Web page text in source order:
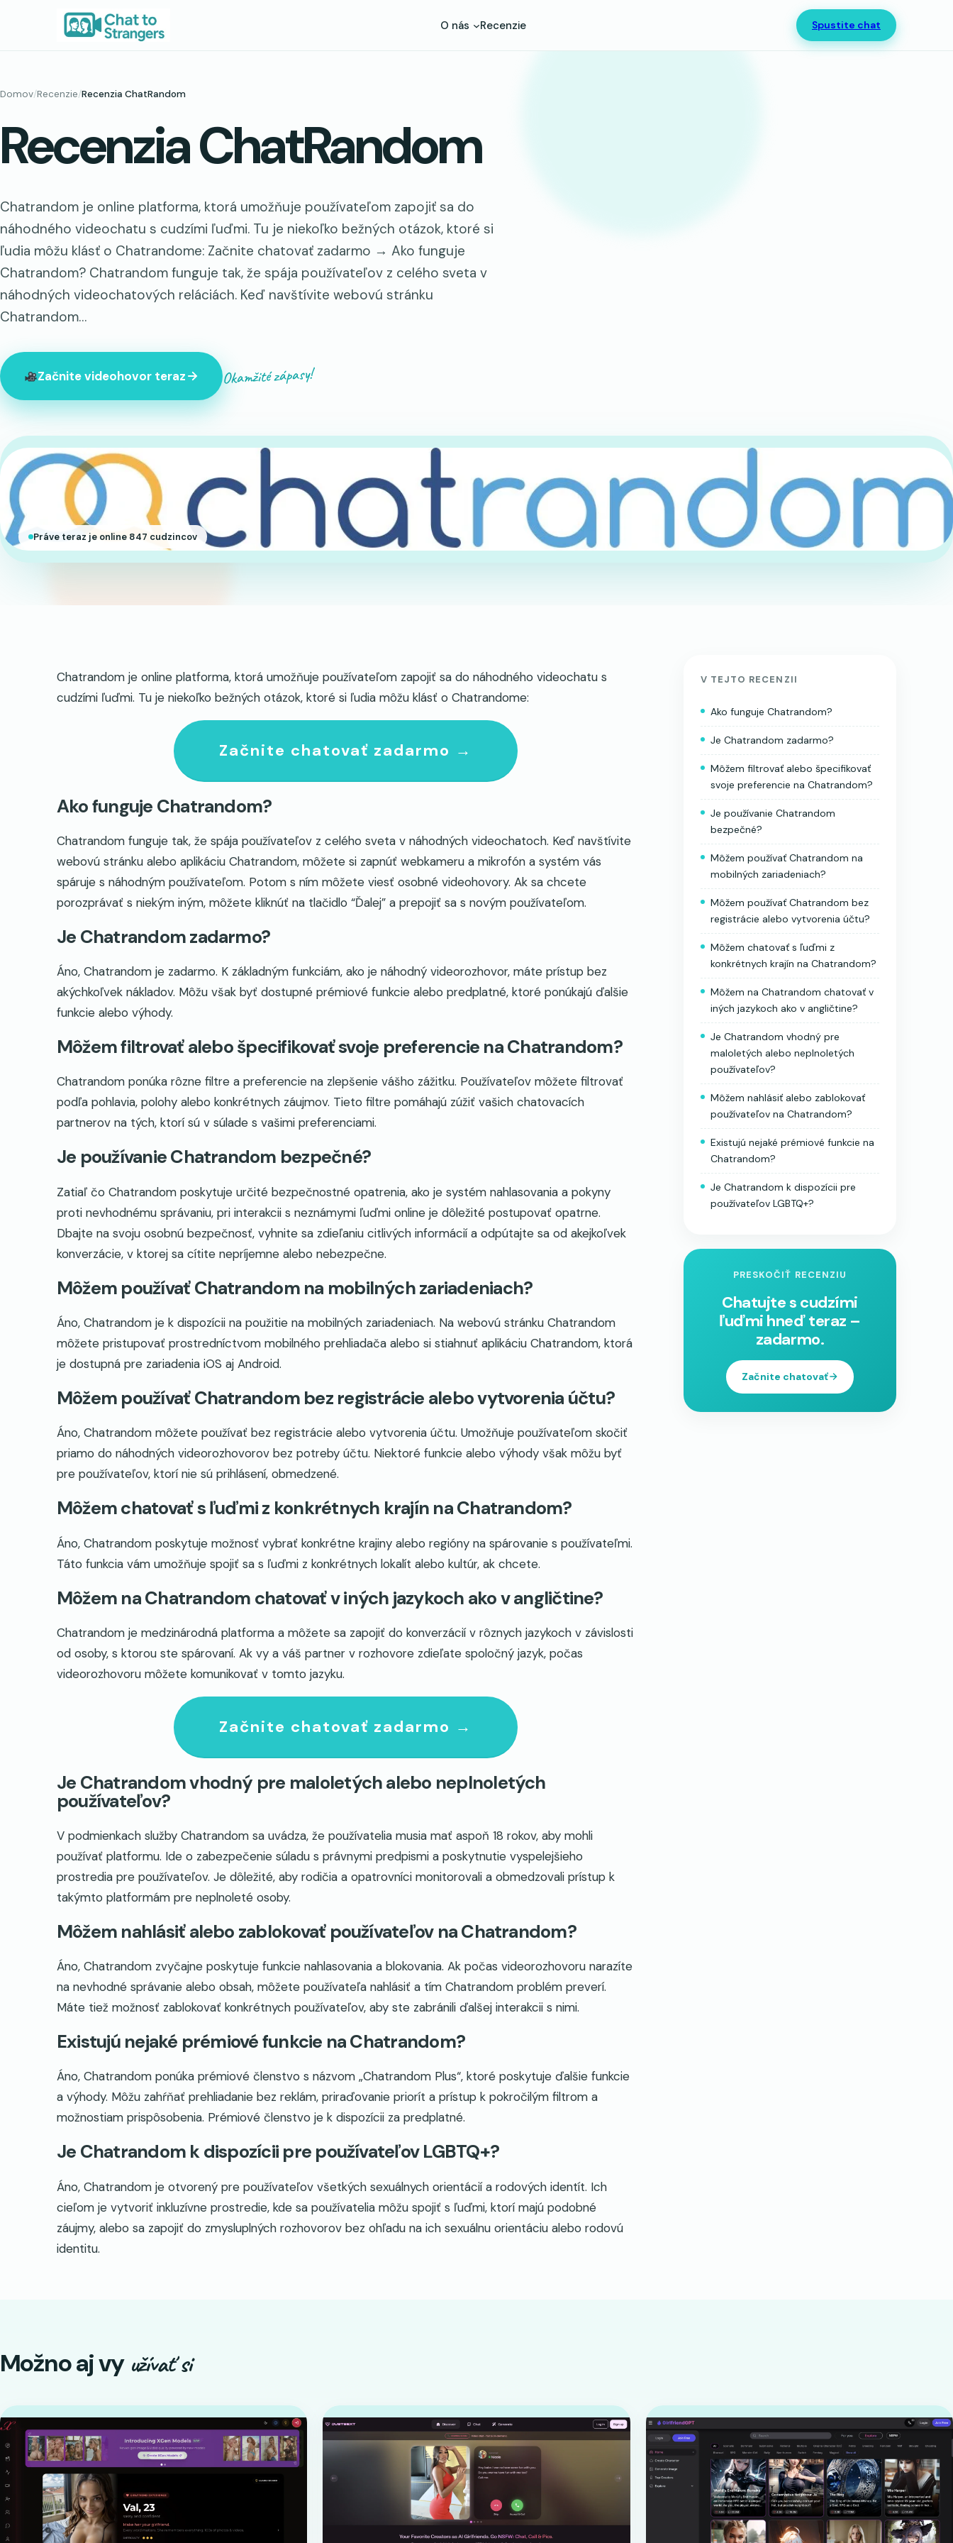
O nás Recenzie Spustite chat
Domov/Recenzie/Recenzia ChatRandom
Recenzia ChatRandom
Chatrandom je online platforma, ktorá umožňuje používateľom zapojiť sa do
náhodného videochatu s cudzími ľuďmi. Tu je niekoľko bežných otázok, ktoré si
ľudia môžu klásť o Chatrandome: Začnite chatovať zadarmo → Ako funguje
Chatrandom? Chatrandom funguje tak, že spája používateľov z celého sveta v
náhodných videochatových reláciách. Keď navštívite webovú stránku
Chatrandom…
Začnite videohovor teraz Okamžité zápasy!
Práve teraz je online 847 cudzincov
Chatrandom je online platforma, ktorá umožňuje používateľom zapojiť sa do náhodného videochatu s
cudzími ľuďmi. Tu je niekoľko bežných otázok, ktoré si ľudia môžu klásť o Chatrandome:
Začnite chatovať zadarmo →
Ako funguje Chatrandom?
Chatrandom funguje tak, že spája používateľov z celého sveta v náhodných videochatoch. Keď navštívite
webovú stránku alebo aplikáciu Chatrandom, môžete si zapnúť webkameru a mikrofón a systém vás
spáruje s náhodným používateľom. Potom s ním môžete viesť osobné videohovory. Ak sa chcete
porozprávať s niekým iným, môžete kliknúť na tlačidlo “Ďalej” a prepojiť sa s novým používateľom.
Je Chatrandom zadarmo?
Áno, Chatrandom je zadarmo. K základným funkciám, ako je náhodný videorozhovor, máte prístup bez
akýchkoľvek nákladov. Môžu však byť dostupné prémiové funkcie alebo predplatné, ktoré ponúkajú ďalšie
funkcie alebo výhody.
Môžem filtrovať alebo špecifikovať svoje preferencie na Chatrandom?
Chatrandom ponúka rôzne filtre a preferencie na zlepšenie vášho zážitku. Používateľov môžete filtrovať
podľa pohlavia, polohy alebo konkrétnych záujmov. Tieto filtre pomáhajú zúžiť vašich chatovacích
partnerov na tých, ktorí sú v súlade s vašimi preferenciami.
Je používanie Chatrandom bezpečné?
Zatiaľ čo Chatrandom poskytuje určité bezpečnostné opatrenia, ako je systém nahlasovania a pokyny
proti nevhodnému správaniu, pri interakcii s neznámymi ľuďmi online je dôležité postupovať opatrne.
Dbajte na svoju osobnú bezpečnosť, vyhnite sa zdieľaniu citlivých informácií a odpútajte sa od akejkoľvek
konverzácie, v ktorej sa cítite nepríjemne alebo nebezpečne.
Môžem používať Chatrandom na mobilných zariadeniach?
Áno, Chatrandom je k dispozícii na použitie na mobilných zariadeniach. Na webovú stránku Chatrandom
môžete pristupovať prostredníctvom mobilného prehliadača alebo si stiahnuť aplikáciu Chatrandom, ktorá
je dostupná pre zariadenia iOS aj Android.
Môžem používať Chatrandom bez registrácie alebo vytvorenia účtu?
Áno, Chatrandom môžete používať bez registrácie alebo vytvorenia účtu. Umožňuje používateľom skočiť
priamo do náhodných videorozhovorov bez potreby účtu. Niektoré funkcie alebo výhody však môžu byť
pre používateľov, ktorí nie sú prihlásení, obmedzené.
Môžem chatovať s ľuďmi z konkrétnych krajín na Chatrandom?
Áno, Chatrandom poskytuje možnosť vybrať konkrétne krajiny alebo regióny na spárovanie s používateľmi.
Táto funkcia vám umožňuje spojiť sa s ľuďmi z konkrétnych lokalít alebo kultúr, ak chcete.
Môžem na Chatrandom chatovať v iných jazykoch ako v angličtine?
Chatrandom je medzinárodná platforma a môžete sa zapojiť do konverzácií v rôznych jazykoch v závislosti
od osoby, s ktorou ste spárovaní. Ak vy a váš partner v rozhovore zdieľate spoločný jazyk, počas
videorozhovoru môžete komunikovať v tomto jazyku.
Začnite chatovať zadarmo →
Je Chatrandom vhodný pre maloletých alebo neplnoletých
používateľov?
V podmienkach služby Chatrandom sa uvádza, že používatelia musia mať aspoň 18 rokov, aby mohli
používať platformu. Ide o zabezpečenie súladu s právnymi predpismi a poskytnutie vyspelejšieho
prostredia pre používateľov. Je dôležité, aby rodičia a opatrovníci monitorovali a obmedzovali prístup k
takýmto platformám pre neplnoleté osoby.
Môžem nahlásiť alebo zablokovať používateľov na Chatrandom?
Áno, Chatrandom zvyčajne poskytuje funkcie nahlasovania a blokovania. Ak počas videorozhovoru narazíte
na nevhodné správanie alebo obsah, môžete používateľa nahlásiť a tím Chatrandom problém preverí.
Máte tiež možnosť zablokovať konkrétnych používateľov, aby ste zabránili ďalšej interakcii s nimi.
Existujú nejaké prémiové funkcie na Chatrandom?
Áno, Chatrandom ponúka prémiové členstvo s názvom „Chatrandom Plus“, ktoré poskytuje ďalšie funkcie
a výhody. Môžu zahŕňať prehliadanie bez reklám, priraďovanie priorít a prístup k pokročilým filtrom a
možnostiam prispôsobenia. Prémiové členstvo je k dispozícii za predplatné.
Je Chatrandom k dispozícii pre používateľov LGBTQ+?
Áno, Chatrandom je otvorený pre používateľov všetkých sexuálnych orientácií a rodových identít. Ich
cieľom je vytvoriť inkluzívne prostredie, kde sa používatelia môžu spojiť s ľuďmi, ktorí majú podobné
záujmy, alebo sa zapojiť do zmysluplných rozhovorov bez ohľadu na ich sexuálnu orientáciu alebo rodovú
identitu.
V TEJTO RECENZII
Ako funguje Chatrandom?
Je Chatrandom zadarmo?
Môžem filtrovať alebo špecifikovať
svoje preferencie na Chatrandom?
Je používanie Chatrandom
bezpečné?
Môžem používať Chatrandom na
mobilných zariadeniach?
Môžem používať Chatrandom bez
registrácie alebo vytvorenia účtu?
Môžem chatovať s ľuďmi z
konkrétnych krajín na Chatrandom?
Môžem na Chatrandom chatovať v
iných jazykoch ako v angličtine?
Je Chatrandom vhodný pre
maloletých alebo neplnoletých
používateľov?
Môžem nahlásiť alebo zablokovať
používateľov na Chatrandom?
Existujú nejaké prémiové funkcie na
Chatrandom?
Je Chatrandom k dispozícii pre
používateľov LGBTQ+?
PRESKOČIŤ RECENZIU
Chatujte s cudzími
ľuďmi hneď teraz –
zadarmo.
Začnite chatovať
Možno aj vy užívať si